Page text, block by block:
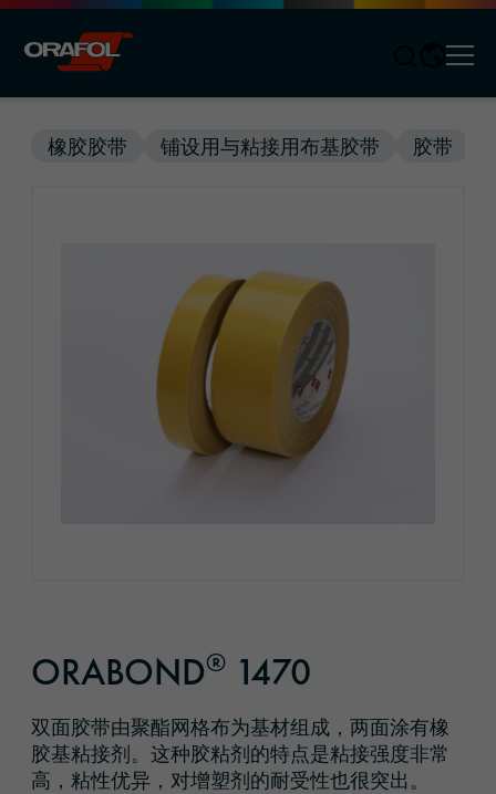
橡胶胶带 铺设用与粘接用布基胶带 胶带
ORABOND® 1470
双面胶带由聚酯网格布为基材组成，两面涂有橡
胶基粘接剂。这种胶粘剂的特点是粘接强度非常
高，粘性优异，对增塑剂的耐受性也很突出。